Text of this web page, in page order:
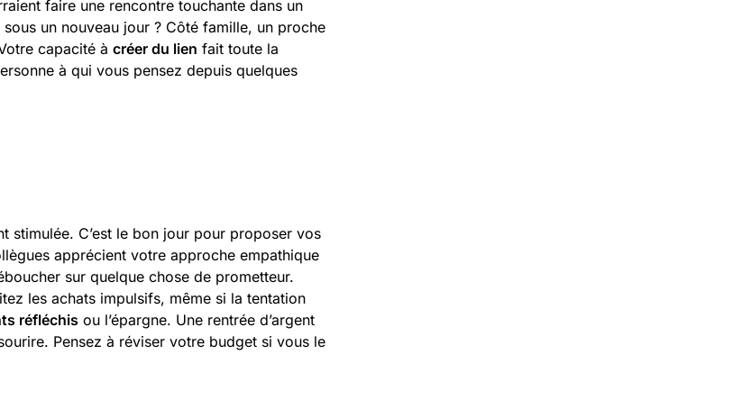
faire une rencontre touchante dans un
un nouveau jour ? Côté famille, un proche
capacité à créer du lien fait toute la
à qui vous pensez depuis quelques
stimulée. C’est le bon jour pour proposer vos
apprécient votre approche empathique
sur quelque chose de prometteur.
les achats impulsifs, même si la tentation
réfléchis ou l’épargne. Une rentrée d’argent
Pensez à réviser votre budget si vous le